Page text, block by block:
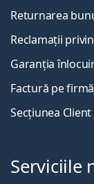
Returnarea
Reclamații
Garanția
Factură pe firmă
Secțiunea Client
Serviciile